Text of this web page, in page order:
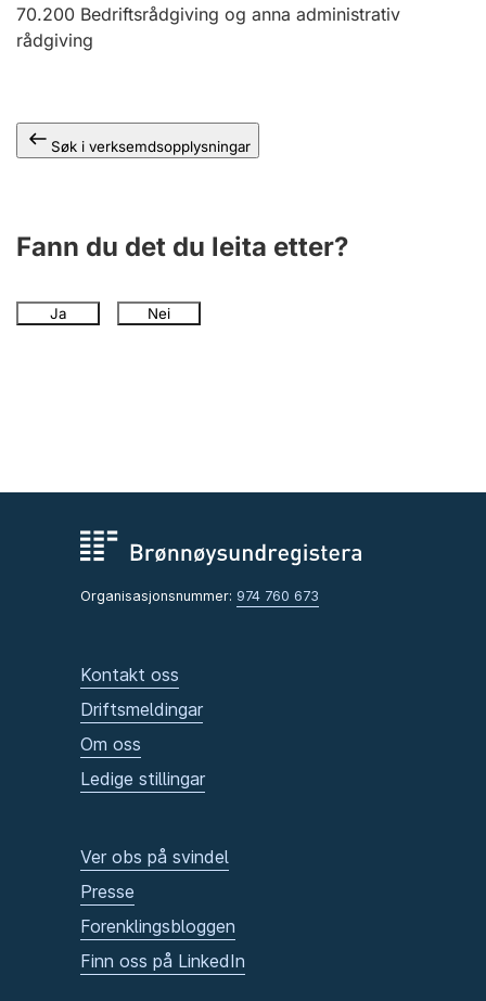
70.200 Bedriftsrådgiving og anna administrativ
rådgiving
Søk i verksemdsopplysningar
Fann du det du leita etter?
Ja Nei
Organisasjonsnummer: 974 760 673
Kontakt oss
Driftsmeldingar
Om oss
Ledige stillingar
Ver obs på svindel
Presse
Forenklingsbloggen
Finn oss på LinkedIn